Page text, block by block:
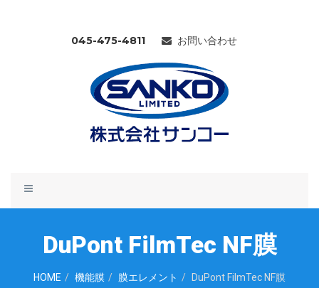
045-475-4811 お問い合わせ
Toggle
navigation
DuPont FilmTec NF膜
HOME 機能膜 膜エレメント DuPont FilmTec NF膜